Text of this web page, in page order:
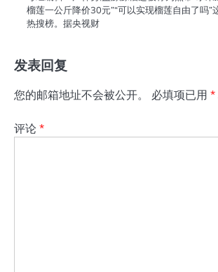
榴莲一公斤降价30元”“可以实现榴莲自由了吗”
热搜榜。据央视财
发表回复
您的邮箱地址不会被公开。 必填项已用 *
评论 *